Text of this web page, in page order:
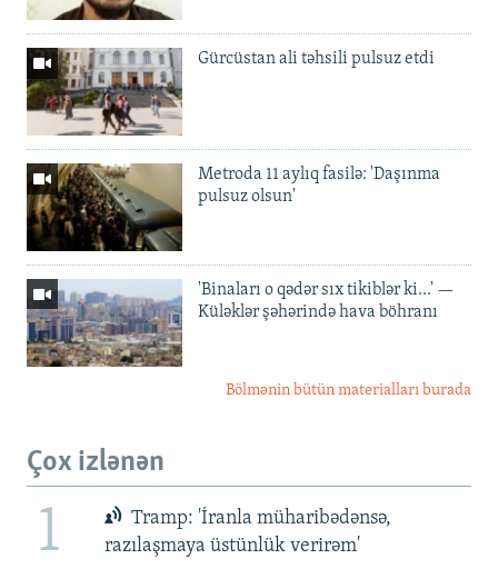
Gürcüstan ali təhsili pulsuz etdi
Metroda 11 aylıq fasilə: 'Daşınma
pulsuz olsun'
'Binaları o qədər sıx tikiblər ki...' —
Küləklər şəhərində hava böhranı
Bölmənin bütün materialları burada
Çox izlənən
1
Tramp: 'İranla müharibədənsə,
razılaşmaya üstünlük verirəm'